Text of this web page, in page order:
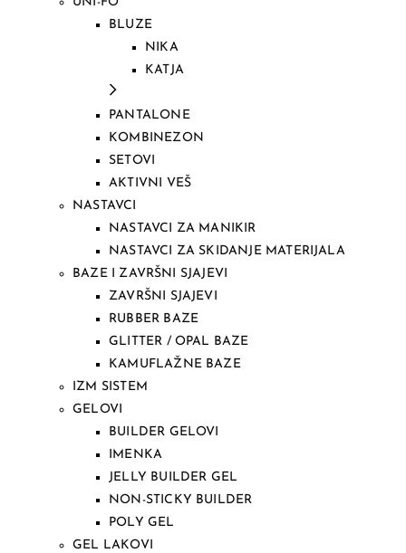
BLUZE
NIKA
KATJA
PANTALONE
KOMBINEZON
SETOVI
AKTIVNI VEŠ
NASTAVCI
NASTAVCI ZA MANIKIR
NASTAVCI ZA SKIDANJE MATERIJALA
BAZE I ZAVRŠNI SJAJEVI
ZAVRŠNI SJAJEVI
RUBBER BAZE
GLITTER / OPAL BAZE
KAMUFLAŽNE BAZE
IZM SISTEM
GELOVI
BUILDER GELOVI
IMENKA
JELLY BUILDER GEL
NON-STICKY BUILDER
POLY GEL
GEL LAKOVI